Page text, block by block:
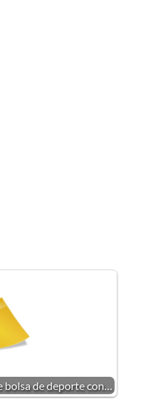
bolsa de deporte con…